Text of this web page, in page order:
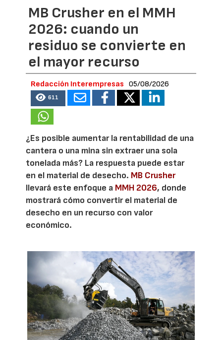
MB Crusher en el MMH
2026: cuando un
residuo se convierte en
el mayor recurso
Redacción Interempresas 05/08/2026
611
¿Es posible aumentar la rentabilidad de una
cantera o una mina sin extraer una sola
tonelada más? La respuesta puede estar
en el material de desecho. MB Crusher
llevará este enfoque a MMH 2026, donde
mostrará cómo convertir el material de
desecho en un recurso con valor
económico.